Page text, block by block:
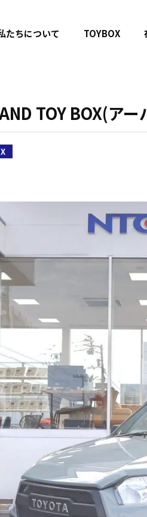
たちについて TOYBOX
TOY BOX(ア